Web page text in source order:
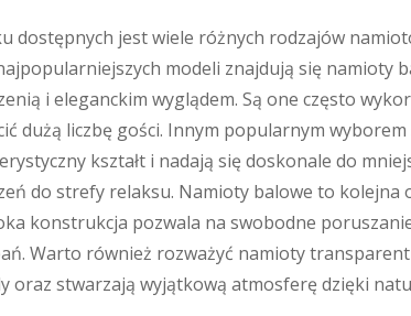
dostępnych jest wiele różnych rodzajów
modeli znajdują się namioty
i eleganckim wyglądem. Są one często
dużą liczbę gości. Innym popularnym
kształt i nadają się doskonale do
do strefy relaksu. Namioty balowe to kolejna
konstrukcja pozwala na swobodne
Warto również rozważyć namioty
oraz stwarzają wyjątkową atmosferę dzięki